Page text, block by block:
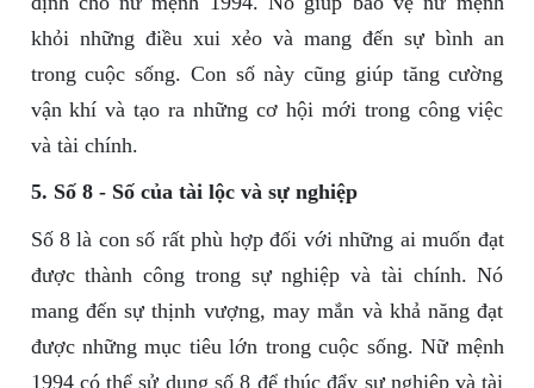
khỏi những điều xui xẻo và mang đến sự bình an
trong cuộc sống. Con số này cũng giúp tăng cường
vận khí và tạo ra những cơ hội mới trong công việc
và tài chính.
5. Số 8 - Số của tài lộc và sự nghiệp
Số 8 là con số rất phù hợp đối với những ai muốn đạt
được thành công trong sự nghiệp và tài chính. Nó
mang đến sự thịnh vượng, may mắn và khả năng đạt
được những mục tiêu lớn trong cuộc sống. Nữ mệnh
1994 có thể sử dụng số 8 để thúc đẩy sự nghiệp và tài